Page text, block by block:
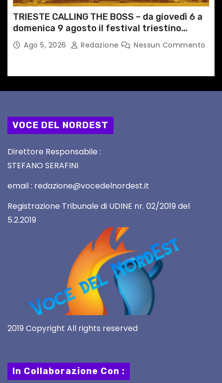
TRIESTE CALLING THE BOSS – da giovedì 6 a
domenica 9 agosto il festival triestino
dedicato a Springsteen
Ago 5, 2026 Redazione Nessun Commento
VOCE DEL NORDEST
Direttore Responsabile :
STEFANO SERAFINI
email : redazione@vocedelnordest.it
Registrazione Tribunale di UDINE nr. 02/2019 del
5.2.2019
2019 Copyright All rights reserved
In Collaborazione Con :